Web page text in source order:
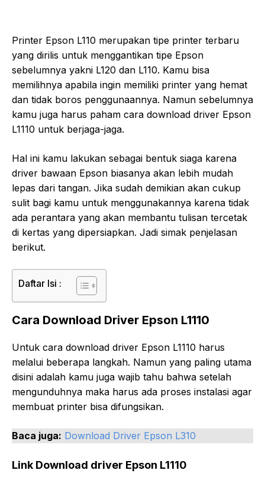
Printer Epson L110 merupakan tipe printer terbaru
yang dirilis untuk menggantikan tipe Epson
sebelumnya yakni L120 dan L110. Kamu bisa
memilihnya apabila ingin memiliki printer yang hemat
dan tidak boros penggunaannya. Namun sebelumnya
kamu juga harus paham cara download driver Epson
L1110 untuk berjaga-jaga.
Hal ini kamu lakukan sebagai bentuk siaga karena
driver bawaan Epson biasanya akan lebih mudah
lepas dari tangan. Jika sudah demikian akan cukup
sulit bagi kamu untuk menggunakannya karena tidak
ada perantara yang akan membantu tulisan tercetak
di kertas yang dipersiapkan. Jadi simak penjelasan
berikut.
Daftar Isi :
Cara Download Driver Epson L1110
Untuk cara download driver Epson L1110 harus
melalui beberapa langkah. Namun yang paling utama
disini adalah kamu juga wajib tahu bahwa setelah
mengunduhnya maka harus ada proses instalasi agar
membuat printer bisa difungsikan.
Baca juga: Download Driver Epson L310
Link Download driver Epson L1110